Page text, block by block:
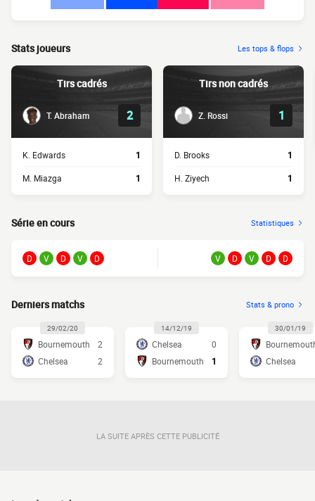
Stats joueurs Les tops & flops
Tirs cadrés
T. Abraham 2
K. Edwards 1
M. Miazga 1
Tirs non cadrés
Z. Rossi 1
D. Brooks 1
H. Ziyech 1
Série en cours Statistiques
D V D V D V D V D D
Derniers matchs Stats & prono
29/02/20
Bournemouth
2
Chelsea
2
14/12/19
Chelsea
0
Bournemouth
1
30/01/19
Chelsea
LA SUITE APRÈS CETTE PUBLICITÉ